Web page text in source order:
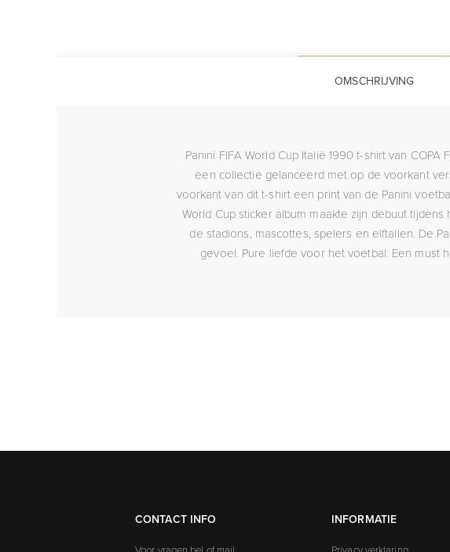
OMSCHRIJVING
Panini FIFA World Cup Italië 1990 t-shirt van
een collectie gelanceerd met op de voorkant
voorkant van dit t-shirt een print van de Panini
World Cup sticker album maakte zijn debuut
de stadions, mascottes, spelers en elftallen. De
gevoel. Pure liefde voor het voetbal. Een must
CONTACT INFO INFORMATIE